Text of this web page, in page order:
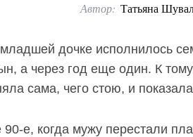
Автор: Татьяна
дочке исполнилось
а через год еще один. К
сама, чего стою, и
90-е, когда мужу перестали